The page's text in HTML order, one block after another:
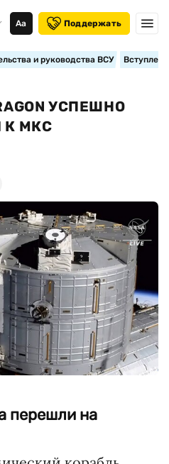
Аа Поддержать
и руководства ВСУ
УСПЕШНО
К МКС
перешли на